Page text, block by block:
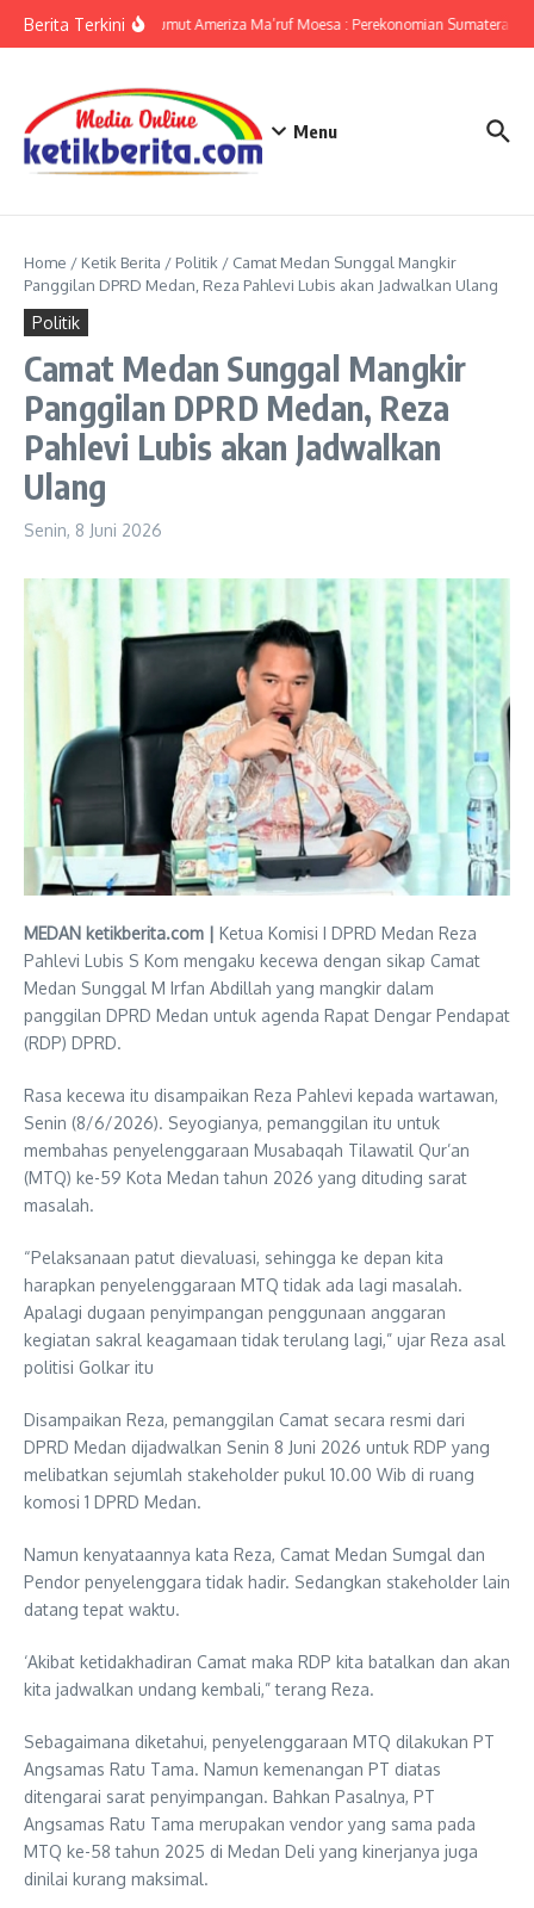
Berita TerkiniKPwBI Sumut Ameriza Ma’ruf Moesa : Perekonomian Sumatera
Menu
Home / Ketik Berita / Politik / Camat Medan Sunggal Mangkir
Panggilan DPRD Medan, Reza Pahlevi Lubis akan Jadwalkan Ulang
Politik
Camat Medan Sunggal Mangkir
Panggilan DPRD Medan, Reza
Pahlevi Lubis akan Jadwalkan
Ulang
Senin, 8 Juni 2026
MEDAN ketikberita.com | Ketua Komisi I DPRD Medan Reza
Pahlevi Lubis S Kom mengaku kecewa dengan sikap Camat
Medan Sunggal M Irfan Abdillah yang mangkir dalam
panggilan DPRD Medan untuk agenda Rapat Dengar Pendapat
(RDP) DPRD.
Rasa kecewa itu disampaikan Reza Pahlevi kepada wartawan,
Senin (8/6/2026). Seyogianya, pemanggilan itu untuk
membahas penyelenggaraan Musabaqah Tilawatil Qur’an
(MTQ) ke-59 Kota Medan tahun 2026 yang dituding sarat
masalah.
“Pelaksanaan patut dievaluasi, sehingga ke depan kita
harapkan penyelenggaraan MTQ tidak ada lagi masalah.
Apalagi dugaan penyimpangan penggunaan anggaran
kegiatan sakral keagamaan tidak terulang lagi,” ujar Reza asal
politisi Golkar itu
Disampaikan Reza, pemanggilan Camat secara resmi dari
DPRD Medan dijadwalkan Senin 8 Juni 2026 untuk RDP yang
melibatkan sejumlah stakeholder pukul 10.00 Wib di ruang
komosi 1 DPRD Medan.
Namun kenyataannya kata Reza, Camat Medan Sumgal dan
Pendor penyelenggara tidak hadir. Sedangkan stakeholder lain
datang tepat waktu.
‘Akibat ketidakhadiran Camat maka RDP kita batalkan dan akan
kita jadwalkan undang kembali,” terang Reza.
Sebagaimana diketahui, penyelenggaraan MTQ dilakukan PT
Angsamas Ratu Tama. Namun kemenangan PT diatas
ditengarai sarat penyimpangan. Bahkan Pasalnya, PT
Angsamas Ratu Tama merupakan vendor yang sama pada
MTQ ke-58 tahun 2025 di Medan Deli yang kinerjanya juga
dinilai kurang maksimal.